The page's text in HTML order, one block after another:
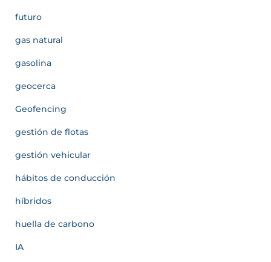
futuro
gas natural
gasolina
geocerca
Geofencing
gestión de flotas
gestión vehicular
hábitos de conducción
híbridos
huella de carbono
IA